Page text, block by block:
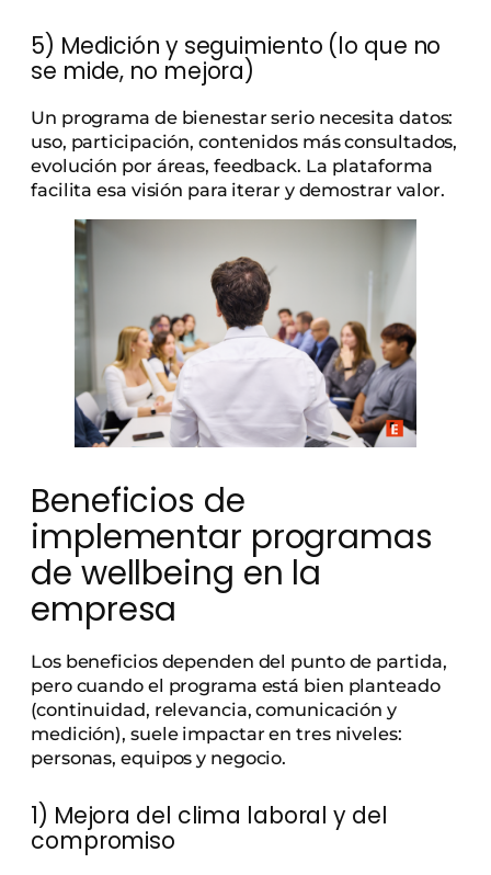
5) Medición y seguimiento (lo que no
se mide, no mejora)
Un programa de bienestar serio necesita datos:
uso, participación, contenidos más consultados,
evolución por áreas, feedback. La plataforma
facilita esa visión para iterar y demostrar valor.
Beneficios de
implementar programas
de wellbeing en la
empresa
Los beneficios dependen del punto de partida,
pero cuando el programa está bien planteado
(continuidad, relevancia, comunicación y
medición), suele impactar en tres niveles:
personas, equipos y negocio.
1) Mejora del clima laboral y del
compromiso